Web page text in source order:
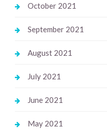
October 2021
September 2021
August 2021
July 2021
June 2021
May 2021